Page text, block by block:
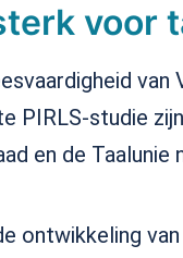
voor
PIRLS-studie
en de
ontwikkeling van